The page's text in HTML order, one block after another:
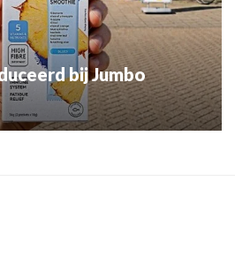
bij Jumbo